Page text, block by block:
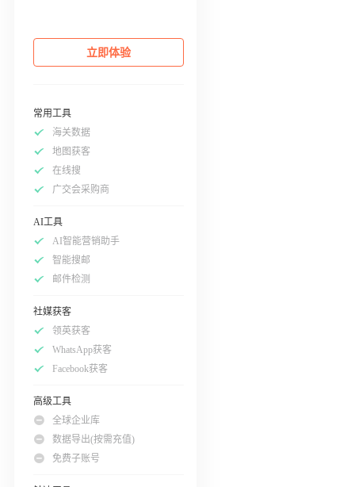
立即体验
常用工具
海关数据
地图获客
在线搜
广交会采购商
AI工具
AI智能营销助手
智能搜邮
邮件检测
社媒获客
领英获客
WhatsApp获客
Facebook获客
高级工具
全球企业库
数据导出(按需充值)
免费子账号